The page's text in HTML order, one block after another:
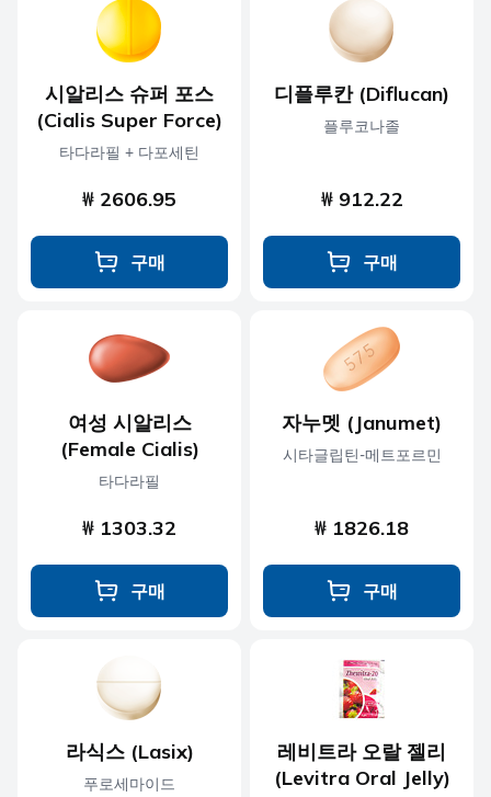
시알리스 슈퍼 포스
(Cialis Super Force)
타다라필 + 다포세틴
₩ 2606.95
구매
디플루칸 (Diflucan)
플루코나졸
₩ 912.22
구매
여성 시알리스
(Female Cialis)
타다라필
₩ 1303.32
구매
자누멧 (Janumet)
시타글립틴-메트포르민
₩ 1826.18
구매
라식스 (Lasix)
푸로세마이드
레비트라 오랄 젤리
(Levitra Oral Jelly)